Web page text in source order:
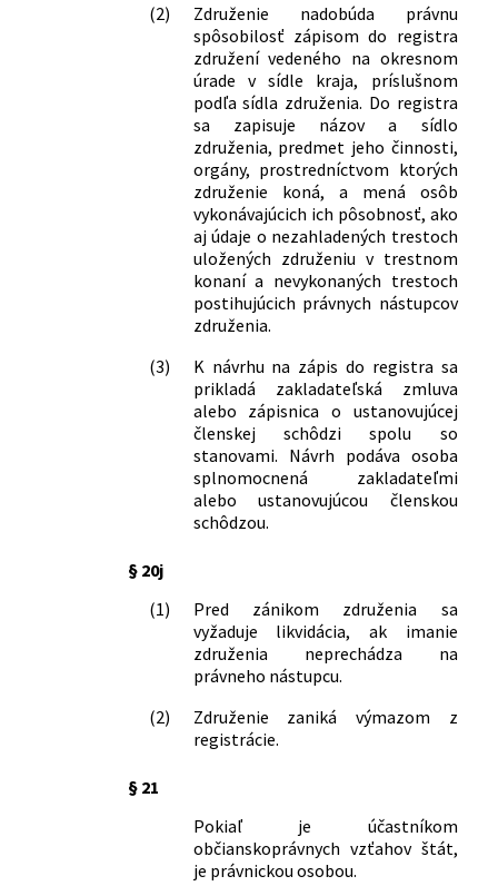
zúčtovaní
Vyhláška Ministerstva vnútra
Slovenskej republiky, ktorou sa mení a
dopĺňa vyhláška o odplate za ústredné
(diaľkové) vykurovanie a za dodávku
teplej vody
Nariadenie vlády Českej a Slovenskej
Federatívnej Republiky o úprave
náhrady za stratu na zárobku po
skončení pracovnej neschopnosti
alebo pri invalidite
Vyhláška Federálneho ministerstva
dopravy, ktorou sa mení a dopĺňa
127/1964 Zb. o mestskom prepravnom
poriadku v znení neskorších predpisov
Nariadenie vlády Slovenskej republiky o
nájme poľnohospodárskych a lesných
nehnuteľností a o nájme
poľnohospodárskeho podniku
Vyhláška Ministerstva zdravotníctva
Slovenskej republiky, ktorou sa mení
sociálneho zabezpečenia a Ústrednej
rady odborov č. 32/1965 Zb. o
odškodňovaní bolesti a sťaženia
spoločenského uplatnenia v znení
neskorších predpisov
87/1995 Z. z.
Nariadenie vlády Slovenskej republiky,
ktorým sa vykonávajú niektoré
úprave náhrady za stratu na zárobku po
skončení pracovnej neschopnosti
alebo pri invalidite
(2)
Združenie nadobúda právnu
spôsobilosť zápisom do registra
združení vedeného na okresnom
úrade v sídle kraja, príslušnom
podľa sídla združenia. Do registra
sa zapisuje názov a sídlo
združenia, predmet jeho činnosti,
orgány, prostredníctvom ktorých
združenie koná, a mená osôb
vykonávajúcich ich pôsobnosť, ako
aj údaje o nezahladených trestoch
uložených združeniu v trestnom
konaní a nevykonaných trestoch
postihujúcich právnych nástupcov
združenia.
(3)
K návrhu na zápis do registra sa
prikladá zakladateľská zmluva
alebo zápisnica o ustanovujúcej
členskej schôdzi spolu so
stanovami. Návrh podáva osoba
splnomocnená zakladateľmi
alebo ustanovujúcou členskou
schôdzou.
§ 20j
(1)
Pred zánikom združenia sa
vyžaduje likvidácia, ak imanie
združenia neprechádza na
právneho nástupcu.
(2)
Združenie zaniká výmazom z
registrácie.
§ 21
Pokiaľ je účastníkom
občianskoprávnych vzťahov štát,
je právnickou osobou.